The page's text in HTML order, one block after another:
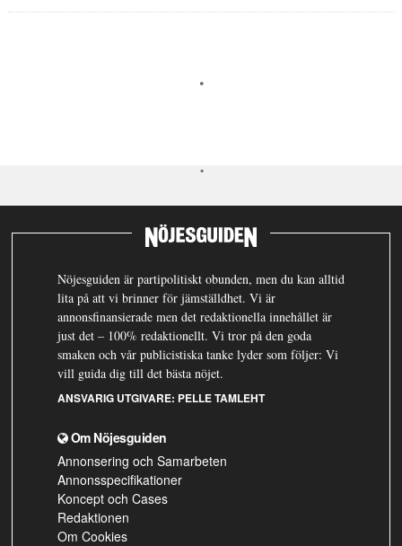
Nöjesguiden är partipolitiskt obunden, men du kan alltid
lita på att vi brinner för jämställdhet. Vi är
annonsfinansierade men det redaktionella innehållet är
just det – 100% redaktionellt. Vi tror på den goda
smaken och vår publicistiska tanke lyder som följer: Vi
vill guida dig till det bästa nöjet.
ANSVARIG UTGIVARE: PELLE TAMLEHT
Om Nöjesguiden
Annonsering och Samarbeten
Annonsspecifikationer
Koncept och Cases
Redaktionen
Om Cookies